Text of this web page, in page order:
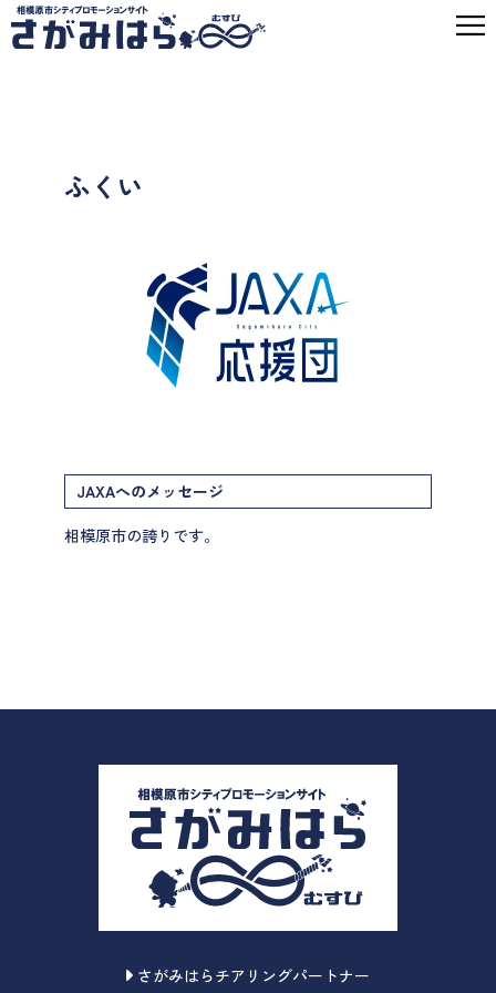
ふくい
JAXAへのメッセージ
相模原市の誇りです。
さがみはらチアリングパートナー